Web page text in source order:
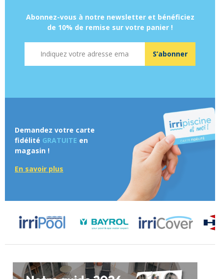
Abonnez-vous à notre newsletter et bénéficiez
de 10% de remise sur votre panier !
S’abonner
Demandez votre carte
fidélité GRATUITE en
magasin !
En savoir plus